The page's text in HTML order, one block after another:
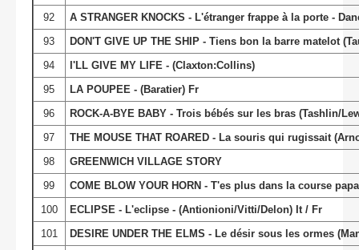
92
A STRANGER KNOCKS - L'étranger frappe à la porte -
93
DON'T GIVE UP THE SHIP - Tiens bon la barre matelot
94
I'LL GIVE MY LIFE - (Claxton:Collins)
95
LA POUPEE - (Baratier) Fr
96
ROCK-A-BYE BABY - Trois bébés sur les bras (Tashlin/
97
THE MOUSE THAT ROARED - La souris qui rugissait
98
GREENWICH VILLAGE STORY
99
COME BLOW YOUR HORN - T'es plus dans la course
100
ECLIPSE - L'eclipse - (Antionioni/Vitti/Delon) It / Fr
101
DESIRE UNDER THE ELMS - Le désir sous les ormes